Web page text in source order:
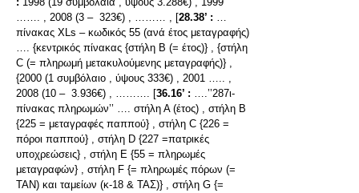
……. , 2008 (3 – 323€) , ……… , [28.38’ : …
πίνακας XLs – κωδικός 55 (ανά έτος μεταγραφής)
…. {κεντρικός πίνακας {στήλη Β (= έτος)} , {στήλη
C (= πληρωμή μετακυλούμενης μεταγραφής)} ,
{2000 (1 συμβόλαιο , ύψους 333€) , 2001 ….. ,
2008 (10 – 3.936€) , ………. [36.16’ : ….’’287ι-
πίνακας πληρωμών’’ …. στήλη Α (έτος) , στήλη Β
{225 = μεταγραφές παππού} , στήλη C {226 =
πόροι παππού} , στήλη D {227 =πατρικές
υποχρεώσεις} , στήλη Ε {55 = πληρωμές
μεταγραφών} , στήλη F {= πληρωμές πόρων (=
ΤΑΝ) και ταμείων (κ-18 & ΤΑΣ)} , στήλη G {=